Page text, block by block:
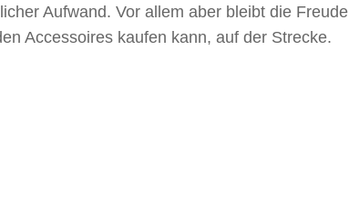
Aufwand. Vor allem aber bleibt die Freude
Accessoires kaufen kann, auf der Strecke.